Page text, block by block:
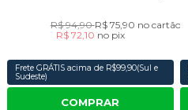
R$ 94,90R$ 75,90 no cartão
R$ 72,10 no pix
Frete GRÁTIS acima de R$99,90(Sul e
Sudeste)
COMPRAR